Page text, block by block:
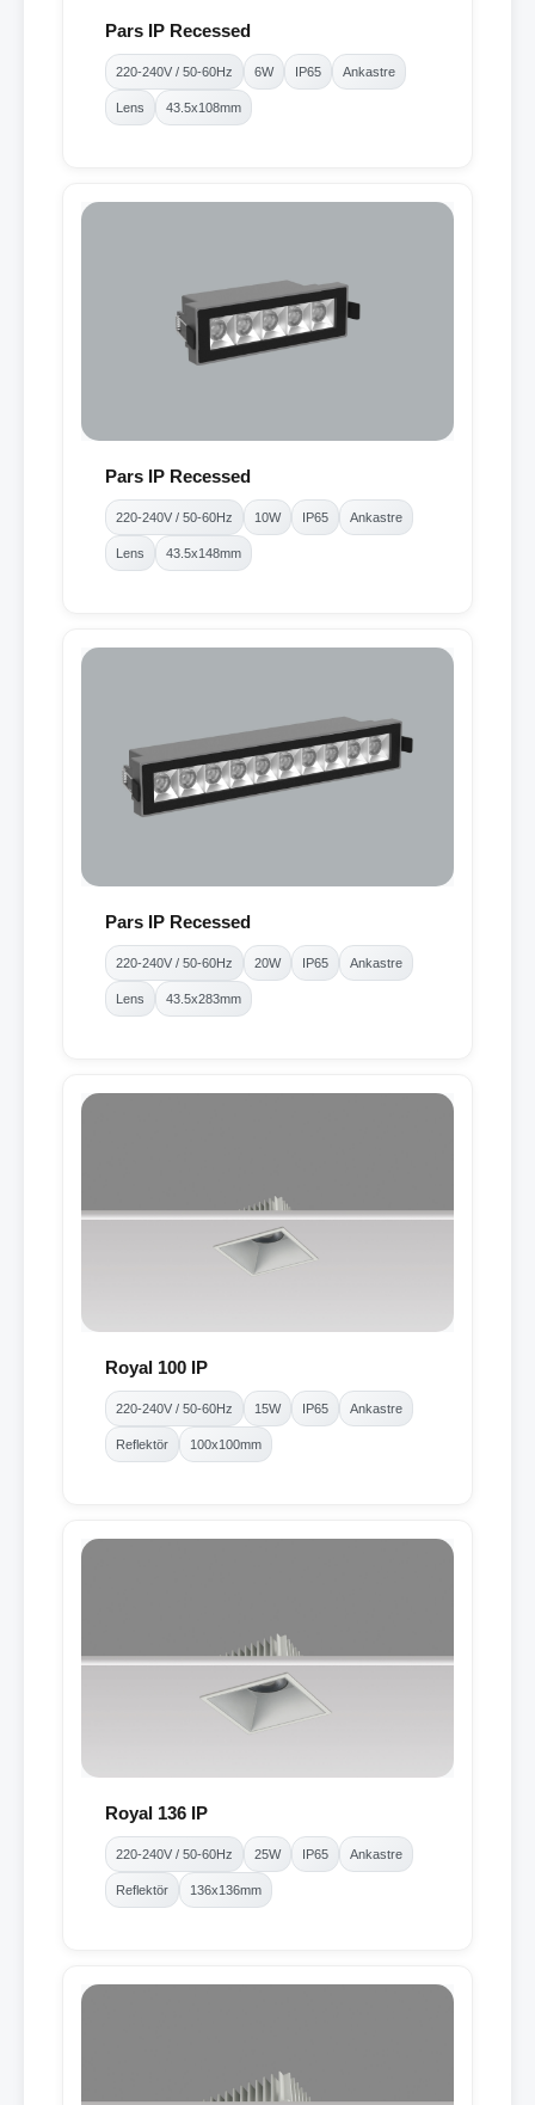
Pars IP Recessed
220-240V / 50-60Hz 6W IP65 Ankastre
Lens 43.5x108mm
Pars IP Recessed
220-240V / 50-60Hz 10W IP65 Ankastre
Lens 43.5x148mm
Pars IP Recessed
220-240V / 50-60Hz 20W IP65 Ankastre
Lens 43.5x283mm
Royal 100 IP
220-240V / 50-60Hz 15W IP65 Ankastre
Reflektör 100x100mm
Royal 136 IP
220-240V / 50-60Hz 25W IP65 Ankastre
Reflektör 136x136mm